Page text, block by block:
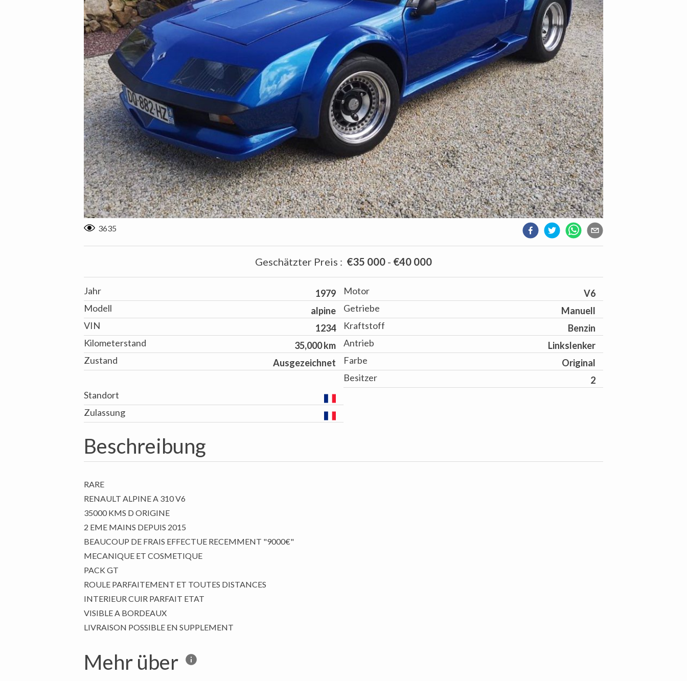
3635
Geschätzter Preis : €35 000 - €40 000
Jahr
1979
Modell
alpine
VIN
1234
Kilometerstand
35,000 km
Zustand
Ausgezeichnet
Standort
Zulassung
Motor
V6
Getriebe
Manuell
Kraftstoff
Benzin
Antrieb
Linkslenker
Farbe
Original
Besitzer
2
Beschreibung
RARE
RENAULT ALPINE A 310 V6
35000 KMS D ORIGINE
2 EME MAINS DEPUIS 2015
BEAUCOUP DE FRAIS EFFECTUE RECEMMENT "9000€"
MECANIQUE ET COSMETIQUE
PACK GT
ROULE PARFAITEMENT ET TOUTES DISTANCES
INTERIEUR CUIR PARFAIT ETAT
VISIBLE A BORDEAUX
LIVRAISON POSSIBLE EN SUPPLEMENT
Mehr über